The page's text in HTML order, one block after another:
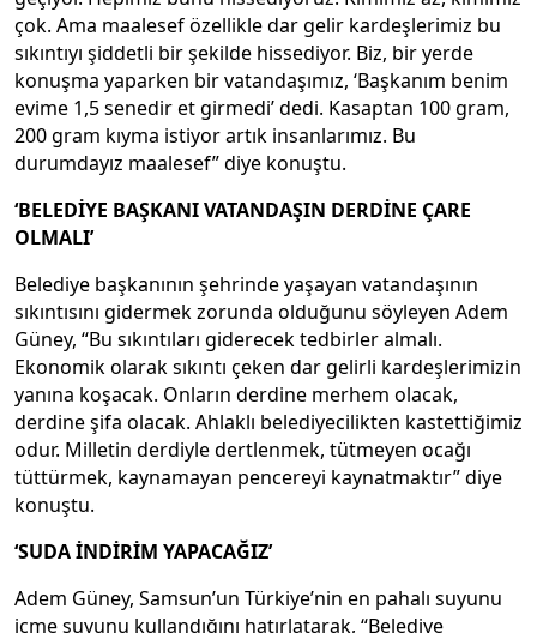
çok. Ama maalesef özellikle dar gelir kardeşlerimiz bu
sıkıntıyı şiddetli bir şekilde hissediyor. Biz, bir yerde
konuşma yaparken bir vatandaşımız, ‘Başkanım benim
evime 1,5 senedir et girmedi’ dedi. Kasaptan 100 gram,
200 gram kıyma istiyor artık insanlarımız. Bu
durumdayız maalesef” diye konuştu.
‘BELEDİYE BAŞKANI VATANDAŞIN DERDİNE ÇARE
OLMALI’
Belediye başkanının şehrinde yaşayan vatandaşının
sıkıntısını gidermek zorunda olduğunu söyleyen Adem
Güney, “Bu sıkıntıları giderecek tedbirler almalı.
Ekonomik olarak sıkıntı çeken dar gelirli kardeşlerimizin
yanına koşacak. Onların derdine merhem olacak,
derdine şifa olacak. Ahlaklı belediyecilikten kastettiğimiz
odur. Milletin derdiyle dertlenmek, tütmeyen ocağı
tüttürmek, kaynamayan pencereyi kaynatmaktır” diye
konuştu.
‘SUDA İNDİRİM YAPACAĞIZ’
Adem Güney, Samsun’un Türkiye’nin en pahalı suyunu
içme suyunu kullandığını hatırlatarak, “Belediye